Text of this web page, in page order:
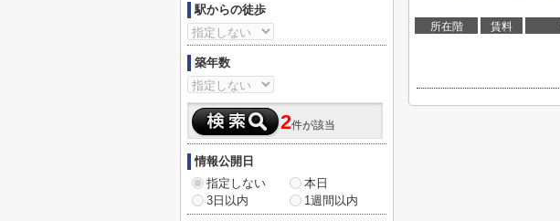
所在階 賃料
駅からの徒歩
築年数
2件が該当
情報公開日
指定しない
本日
3日以内
1週間以内